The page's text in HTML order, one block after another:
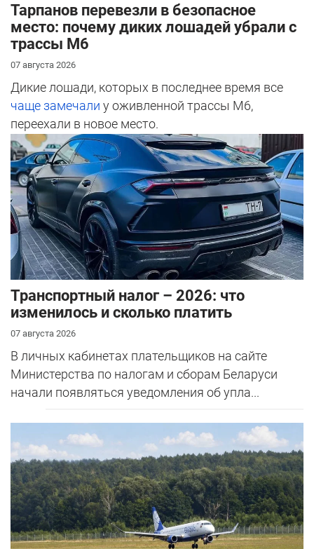
Тарпанов перевезли в безопасное
место: почему диких лошадей убрали с
трассы М6
07 августа 2026
Дикие лошади, которых в последнее время все
чаще замечали у оживленной трассы М6,
переехали в новое место.
Транспортный налог – 2026: что
изменилось и сколько платить
07 августа 2026
В личных кабинетах плательщиков на сайте
Министерства по налогам и сборам Беларуси
начали появляться уведомления об упла...